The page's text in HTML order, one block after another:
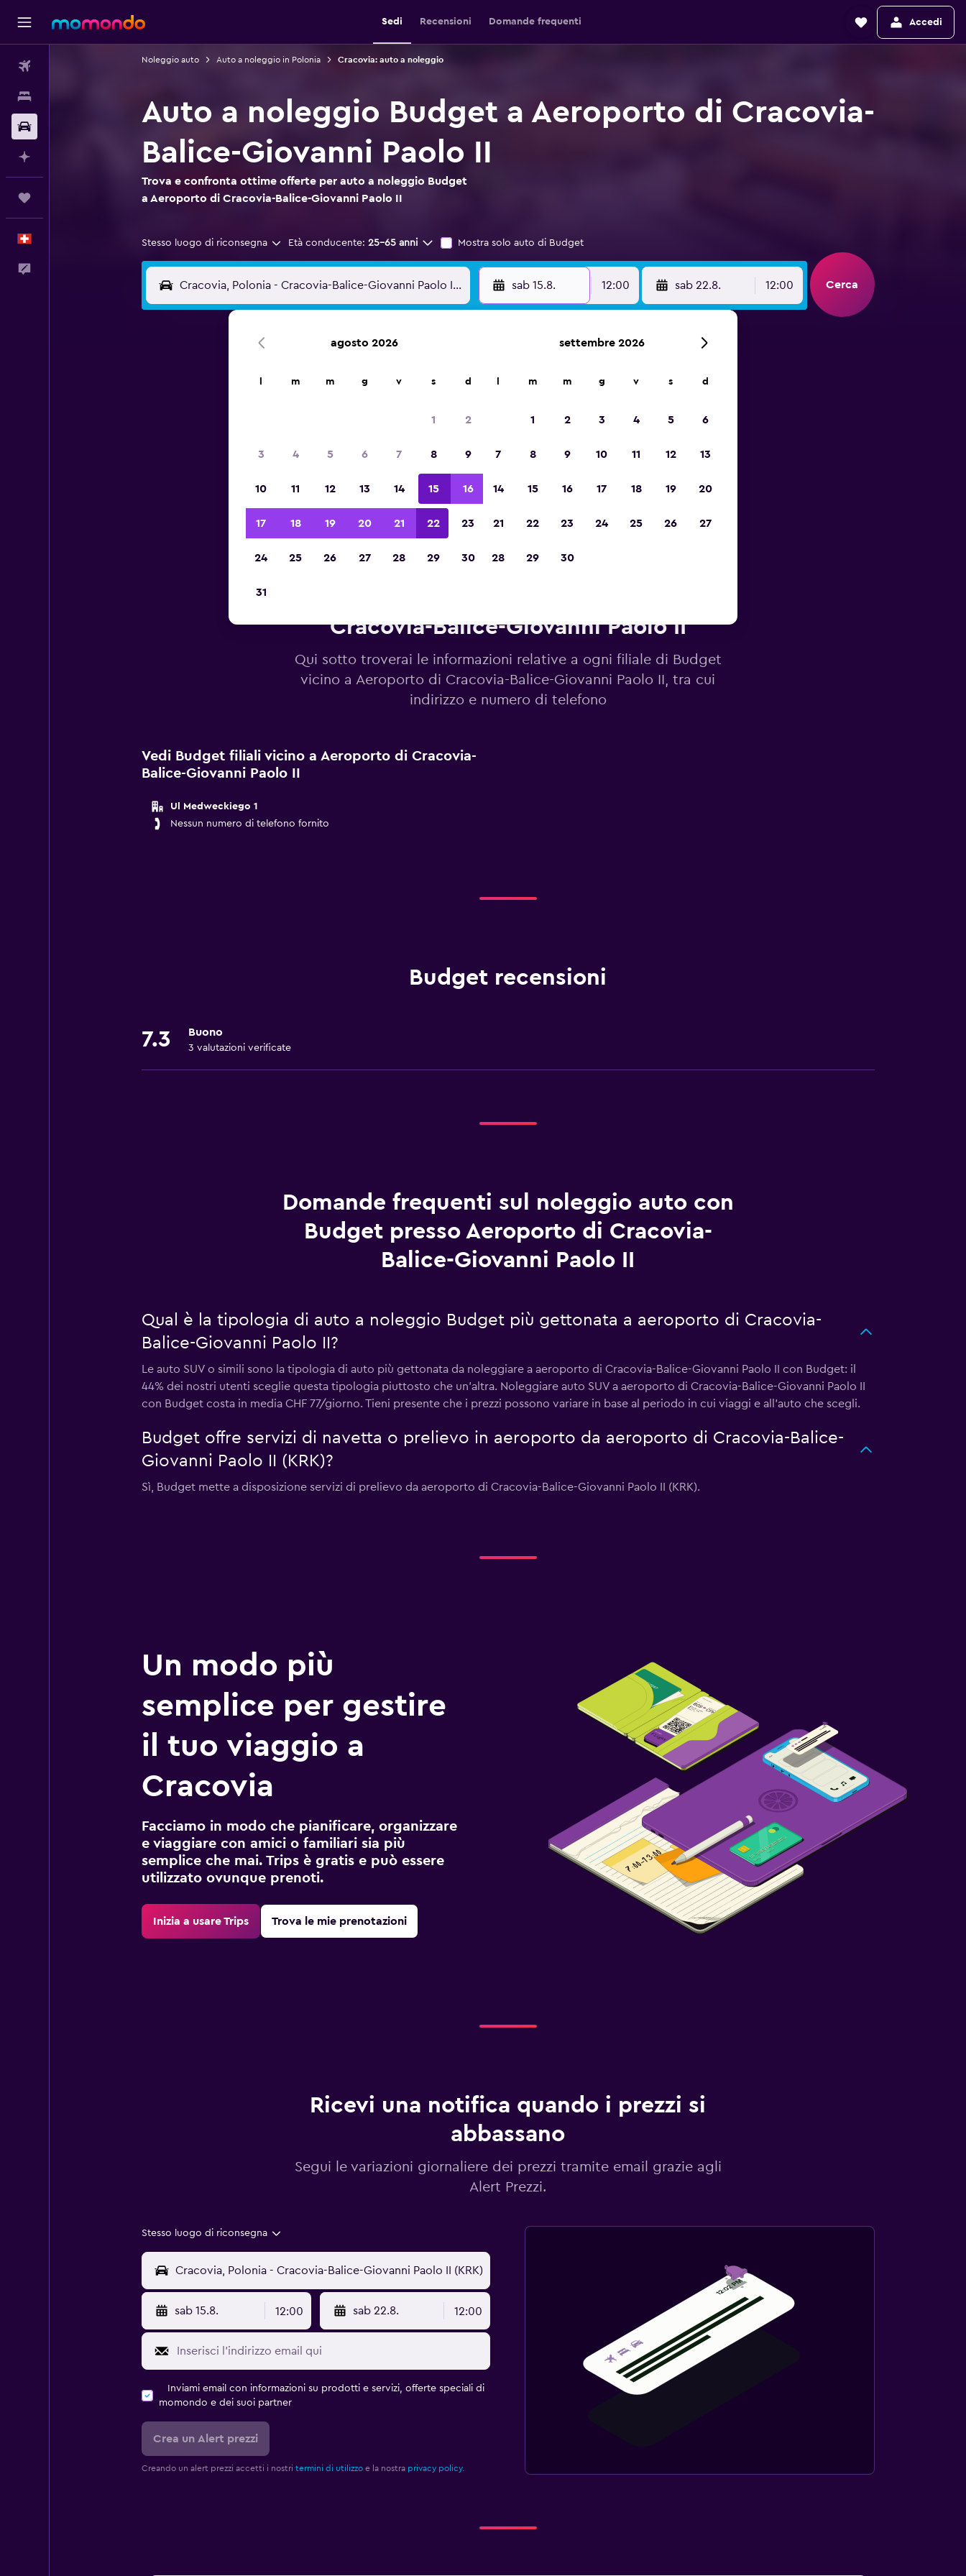
Sedi Recensioni Domande frequenti Accedi
Noleggio auto Auto a noleggio in Polonia Cracovia: auto a noleggio
Auto a noleggio Budget a Aeroporto di Cracovia-
Balice-Giovanni Paolo II
Trova e confronta ottime offerte per auto a noleggio Budget
a Aeroporto di Cracovia-Balice-Giovanni Paolo II
Stesso luogo di riconsegna Età conducente: 25-65 anni Mostra solo auto di Budget
sab 15.8. 12:00 sab 22.8. 12:00 Cerca
d'Europa 2023
Cracovia-Balice-Giovanni Paolo II
Qui sotto troverai le informazioni relative a ogni filiale di Budget
vicino a Aeroporto di Cracovia-Balice-Giovanni Paolo II, tra cui
indirizzo e numero di telefono
Vedi Budget filiali vicino a Aeroporto di Cracovia-
Balice-Giovanni Paolo II
Ul Medweckiego 1
Nessun numero di telefono fornito
Budget recensioni
7.3 Buono
3 valutazioni verificate
Domande frequenti sul noleggio auto con
Budget presso Aeroporto di Cracovia-
Balice-Giovanni Paolo II
Qual è la tipologia di auto a noleggio Budget più gettonata a aeroporto di Cracovia-
Balice-Giovanni Paolo II?
Le auto SUV o simili sono la tipologia di auto più gettonata da noleggiare a aeroporto di Cracovia-Balice-Giovanni Paolo II con Budget: il
44% dei nostri utenti sceglie questa tipologia piuttosto che un'altra. Noleggiare auto SUV a aeroporto di Cracovia-Balice-Giovanni Paolo II
con Budget costa in media CHF 77/giorno. Tieni presente che i prezzi possono variare in base al periodo in cui viaggi e all'auto che scegli.
Budget offre servizi di navetta o prelievo in aeroporto da aeroporto di Cracovia-Balice-
Giovanni Paolo II (KRK)?
Sì, Budget mette a disposizione servizi di prelievo da aeroporto di Cracovia-Balice-Giovanni Paolo II (KRK).
Un modo più
semplice per gestire
il tuo viaggio a
Cracovia
Facciamo in modo che pianificare, organizzare
e viaggiare con amici o familiari sia più
semplice che mai. Trips è gratis e può essere
utilizzato ovunque prenoti.
Inizia a usare Trips Trova le mie prenotazioni
Ricevi una notifica quando i prezzi si
abbassano
Segui le variazioni giornaliere dei prezzi tramite email grazie agli
Alert Prezzi.
Stesso luogo di riconsegna
sab 15.8. 12:00 sab 22.8. 12:00
Inviami email con informazioni su prodotti e servizi, offerte speciali di
momondo e dei suoi partner
Crea un Alert prezzi
Creando un alert prezzi accetti i nostri termini di utilizzoe la nostra privacy policy.
agosto 2026
m m g v s d
1 2
3 4 5 6 7 8 9
10 11 12 13 14 15 16
17 18 19 20 21 22 23
24 25 26 27 28 29 30
31
settembre 2026
m m g v s d
1 2 3 4 5 6
7 8 9 10 11 12 13
14 15 16 17 18 19 20
21 22 23 24 25 26 27
28 29 30